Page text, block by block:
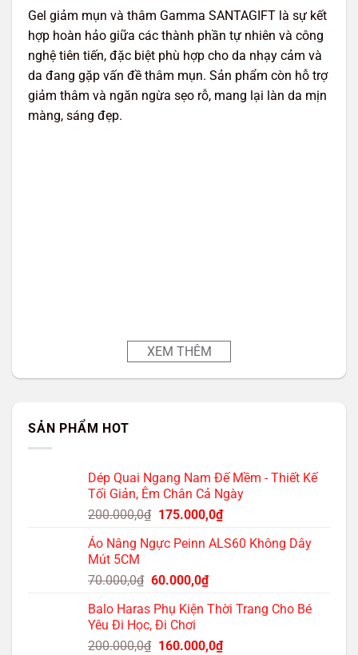
Gel giảm mụn và thâm Gamma SANTAGIFT là sự kết
hợp hoàn hảo giữa các thành phần tự nhiên và công
nghệ tiên tiến, đặc biệt phù hợp cho da nhạy cảm và
da đang gặp vấn đề thâm mụn. Sản phẩm còn hỗ trợ
giảm thâm và ngăn ngừa sẹo rỗ, mang lại làn da mịn
màng, sáng đẹp.
XEM THÊM
SẢN PHẨM HOT
Dép Quai Ngang Nam Đế Mềm - Thiết Kế
Tối Giản, Êm Chân Cả Ngày
200.000,0₫ Giá
là:
175.000,0₫Giá
tại
Áo Nâng Ngực Peinn ALS60 Không Dây
Mút 5CM
70.000,0₫ Giá
là:
70.000,0₫.
60.000,0₫Giá
tại
60.000,0₫.
Balo Haras Phụ Kiện Thời Trang Cho Bé
Yêu Đi Học, Đi Chơi
200.000,0₫ Giá
160.000,0₫Giá